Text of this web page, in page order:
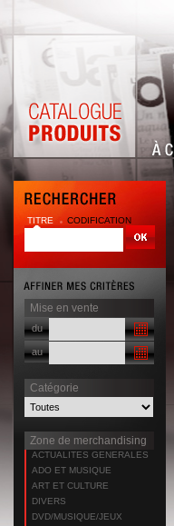
TITRE CODIFICATION
Mise en vente
du
au
Catégorie
Zone de merchandising
ACTUALITES GENERALES
ADO ET MUSIQUE
ART ET CULTURE
DIVERS
DVD/MUSIQUE/JEUX